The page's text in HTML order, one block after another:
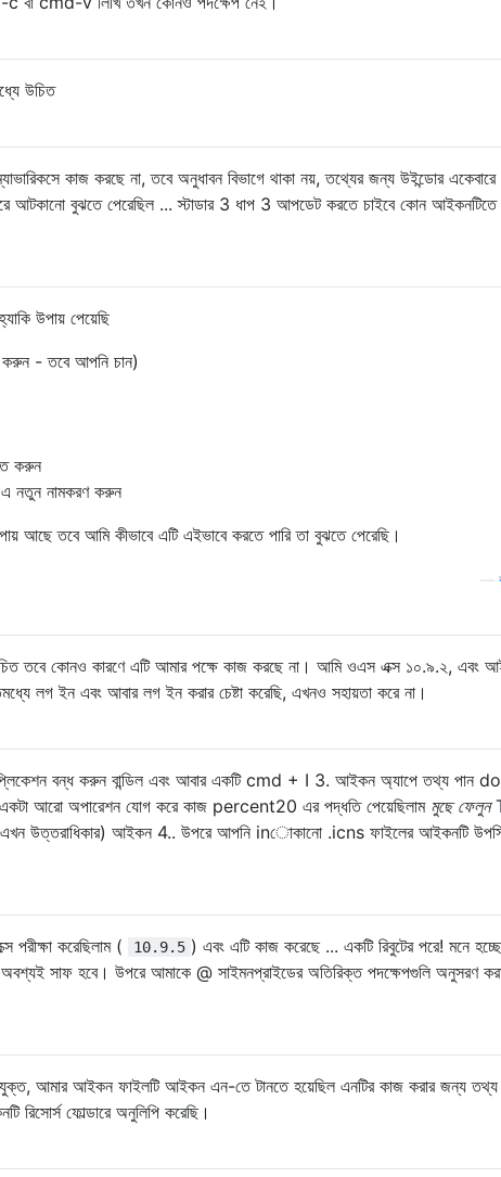
উচিত
কাজ করছে না, তবে অনুধাবন বিভাগে থাকা নয়, তথ্যের জন্য উইন্ডোর একেবারে
আটকানো বুঝতে পেরেছিল ... স্টাডার 3 ধাপ 3 আপডেট করতে চাইবে কোন
উপায় পেয়েছি
- তবে আপনি চান)
করুন
নামকরণ করুন
আছে তবে আমি কীভাবে এটি এইভাবে করতে পারি তা বুঝতে পেরেছি।
তবে কোনও কারণে এটি আমার পক্ষে কাজ করছে না। আমি ওএস এক্স ১০.৯.২, এবং
লগ ইন এবং আবার লগ ইন করার চেষ্টা করেছি, এখনও সহায়তা করে না।
বন্ধ করুন বান্ডিল এবং আবার একটি cmd + I 3. আইকন অ্যাপে তথ্য পান
আরো অপারেশন যোগ করে কাজ percent20 এর পদ্ধতি পেয়েছিলাম মুছে ফেলুন
(এখন উত্তরাধিকার) আইকন 4.. উপরে আপনি inোকানো .icns ফাইলের আইকনটি
পরীক্ষা করেছিলাম ( 10.9.5 ) এবং এটি কাজ করেছে ... একটি রিবুটের পরে! মনে
সাফ হবে। উপরে আমাকে @ সাইমনপ্রাইডের অতিরিক্ত পদক্ষেপগুলি অনুসরণ
যুক্ত, আমার আইকন ফাইলটি আইকন এন-তে টানতে হয়েছিল এনটির কাজ করার জন্য তথ্য
রিসোর্স ফোল্ডারে অনুলিপি করেছি।